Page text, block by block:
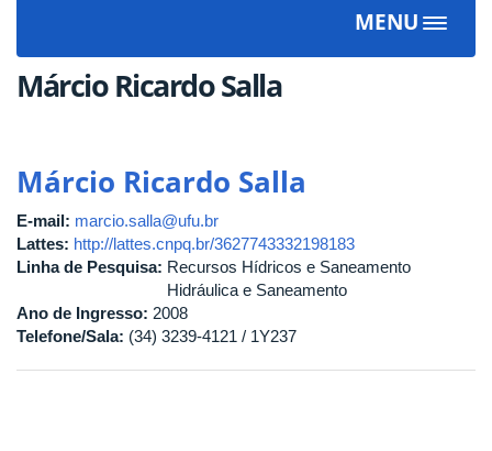
MENU
Toggle
Márcio Ricardo Salla
Márcio Ricardo Salla
E-mail: marcio.salla@ufu.br
Lattes: http://lattes.cnpq.br/3627743332198183
Linha de Pesquisa: Recursos Hídricos e Saneamento
Hidráulica e Saneamento
Ano de Ingresso: 2008
Telefone/Sala: (34) 3239-4121 / 1Y237